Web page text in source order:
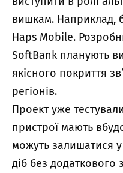
вишкам. Наприклад,
Haps Mobile.
SoftBank планують
якісного покриття
регіонів.
Проект уже
пристрої мають
можуть залишатися у
діб без додаткового